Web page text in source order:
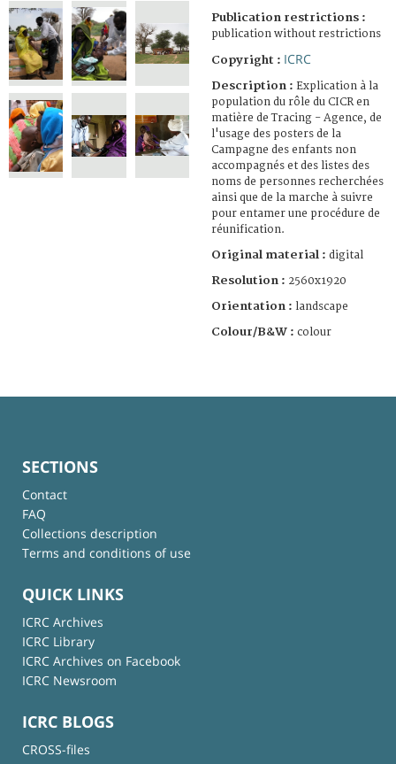
Publication restrictions :
publication without restrictions
Copyright : ICRC
Description : Explication à la
population du rôle du CICR en
matière de Tracing - Agence, de
l'usage des posters de la
Campagne des enfants non
accompagnés et des listes des
noms de personnes recherchées
ainsi que de la marche à suivre
pour entamer une procédure de
réunification.
Original material : digital
Resolution : 2560x1920
Orientation : landscape
Colour/B&W : colour
SECTIONS
Contact
FAQ
Collections description
Terms and conditions of use
QUICK LINKS
ICRC Archives
ICRC Library
ICRC Archives on Facebook
ICRC Newsroom
ICRC BLOGS
CROSS-files